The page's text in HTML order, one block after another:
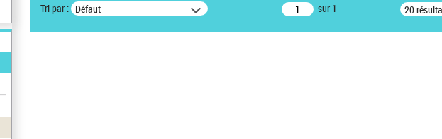
Tri par : Défaut sur 1 20